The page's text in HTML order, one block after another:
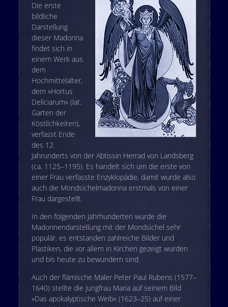
Die erste
bildliche
Darstellung
dieser Madonna
findet sich in
einem Werk aus
dem
Hochmittelalter,
dem »Hortus
Deliciarum« (lat.
Garten der
Köstlichkeiten),
verfasst Ende
des 12.
Jahrunderts von der Abtissin Herrad von Landsberg
(ca. 1125–1195). Es handelt sich um die erste von
einer Frau verfasste Enzyklopädie, damit wurde also
auch die Mondsichelmadonna erstmals von einer
Frau dargestellt.
In den folgenden Jahrhunderten wurde die
Madonnendarstellung mit der Mondsichel sehr
populär, es entstanden zahlreiche Bilder und
Plastiken, die vor allem in Kirchen gezeigt wurden
und bis heute zu bewundern sind.
Auch der flämische Maler Peter Paul Rubens (1577–
1640) stellte die Jungfrau Maria auf seinem Bild
»Das apokalyptische Weib« (1623–25) auf einer